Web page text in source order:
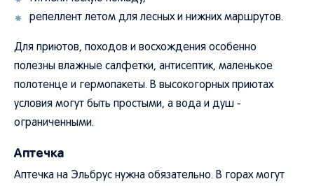
репеллент летом для лесных и нижних маршрутов.
Для приютов, походов и восхождения особенно
полезны влажные салфетки, антисептик, маленькое
полотенце и гермопакеты. В высокогорных приютах
условия могут быть простыми, а вода и душ -
ограниченными.
Аптечка
Аптечка на Эльбрус нужна обязательно. В горах могут